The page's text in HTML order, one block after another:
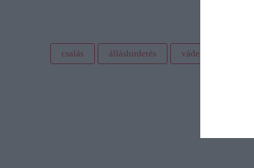
csalás álláshirdetés vádemelés